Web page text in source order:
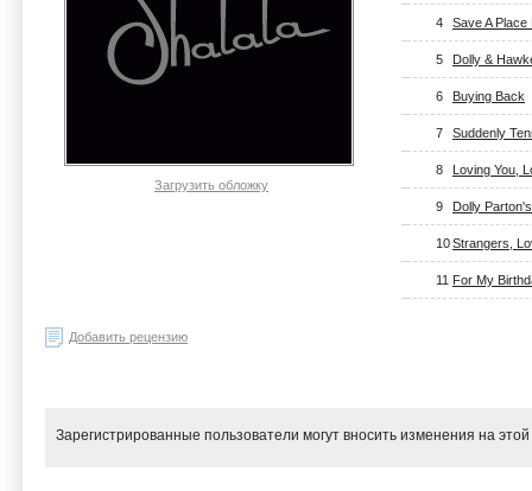
Загрузить обложку
4 Save A Place
5 Dolly &
6 Buying Back
7 Suddenly
8 Loving You,
9 Dolly
10Strangers,
11 For My
Добавить рецензию
Зарегистрированные пользователи могут вносить изменения на